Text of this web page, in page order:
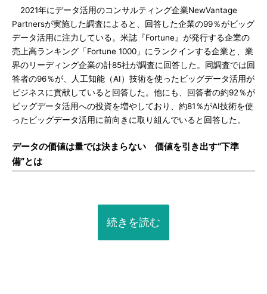
2021年にデータ活用のコンサルティング企業NewVantage
Partnersが実施した調査によると、回答した企業の99％がビッグ
データ活用に注力している。米誌『Fortune』が発行する企業の
売上高ランキング「Fortune 1000」にランクインする企業と、業
界のリーディング企業の計85社が調査に回答した。同調査では回
答者の96％が、人工知能（AI）技術を使ったビッグデータ活用が
ビジネスに貢献していると回答した。他にも、回答者の約92％が
ビッグデータ活用への投資を増やしており、約81％がAI技術を使
ったビッグデータ活用に前向きに取り組んでいると回答した。
データの価値は量では決まらない 価値を引き出す“下準
備”とは
続きを読む